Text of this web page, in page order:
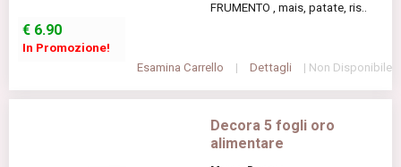
FRUMENTO , mais, patate, ris..
€ 6.90
In Promozione!
Esamina Carrello
| Dettagli | Non Disponibile
Decora 5 fogli oro
alimentare